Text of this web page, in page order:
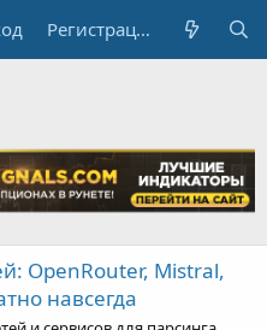
Регистрация
OpenRouter, Mistral,
навсегда